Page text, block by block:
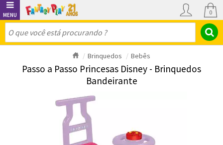
0
Brinquedos Bebês
Passo a Passo Princesas Disney - Brinquedos
Bandeirante